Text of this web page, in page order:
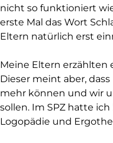
nicht so funktioniert
erste Mal das Wort
Eltern natürlich erst
Meine Eltern erzählten
Dieser meint aber,
mehr können und wir
sollen. Im SPZ hatte
Logopädie und